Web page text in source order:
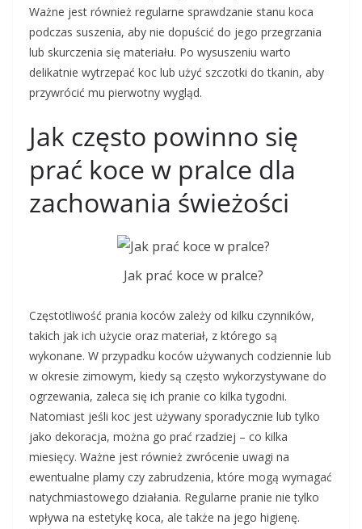
Ważne jest również regularne sprawdzanie stanu koca
podczas suszenia, aby nie dopuścić do jego przegrzania
lub skurczenia się materiału. Po wysuszeniu warto
delikatnie wytrzepać koc lub użyć szczotki do tkanin, aby
przywrócić mu pierwotny wygląd.
Jak często powinno się
prać koce w pralce dla
zachowania świeżości
Jak prać koce w pralce?
Częstotliwość prania koców zależy od kilku czynników,
takich jak ich użycie oraz materiał, z którego są
wykonane. W przypadku koców używanych codziennie lub
w okresie zimowym, kiedy są często wykorzystywane do
ogrzewania, zaleca się ich pranie co kilka tygodni.
Natomiast jeśli koc jest używany sporadycznie lub tylko
jako dekoracja, można go prać rzadziej – co kilka
miesięcy. Ważne jest również zwrócenie uwagi na
ewentualne plamy czy zabrudzenia, które mogą wymagać
natychmiastowego działania. Regularne pranie nie tylko
wpływa na estetykę koca, ale także na jego higienę.